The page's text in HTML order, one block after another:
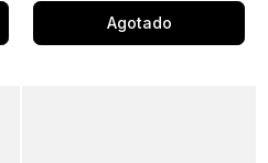
Agotado